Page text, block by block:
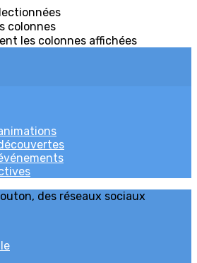
colonnes
les colonnes affichées
des réseaux sociaux